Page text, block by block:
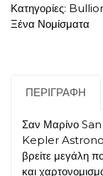
Κατηγορίες:
Ξένα Νομίσματα
ΠΕΡΙΓΡΑΦΉ
Σαν Μαρίνο
Kepler
βρείτε μεγάλη
και